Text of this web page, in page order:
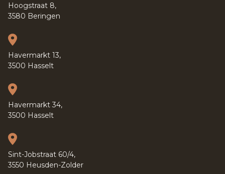
Hoogstraat 8,
3580 Beringen
Havermarkt 13,
3500 Hasselt
Havermarkt 34,
3500 Hasselt
Sint-Jobstraat 60/4,
3550 Heusden-Zolder